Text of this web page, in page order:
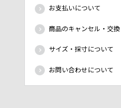
お支払いについて
商品のキャンセル・交
サイズ・採寸について
お問い合わせについて